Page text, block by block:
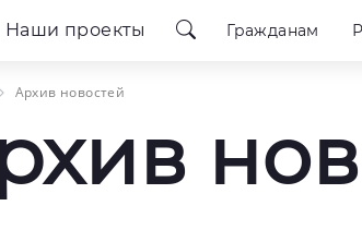
Наши проекты Гражданам
Архив новостей